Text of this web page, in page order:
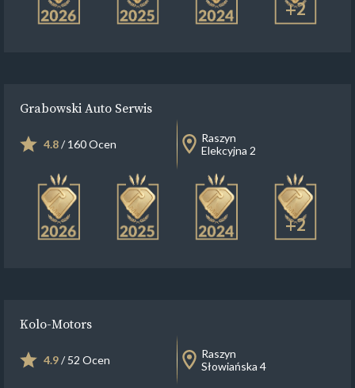
+2
Grabowski Auto Serwis
4.8/ 160 Ocen
Raszyn
Elekcyjna 2
+2
Kolo-Motors
4.9/ 52 Ocen
Raszyn
Słowiańska 4